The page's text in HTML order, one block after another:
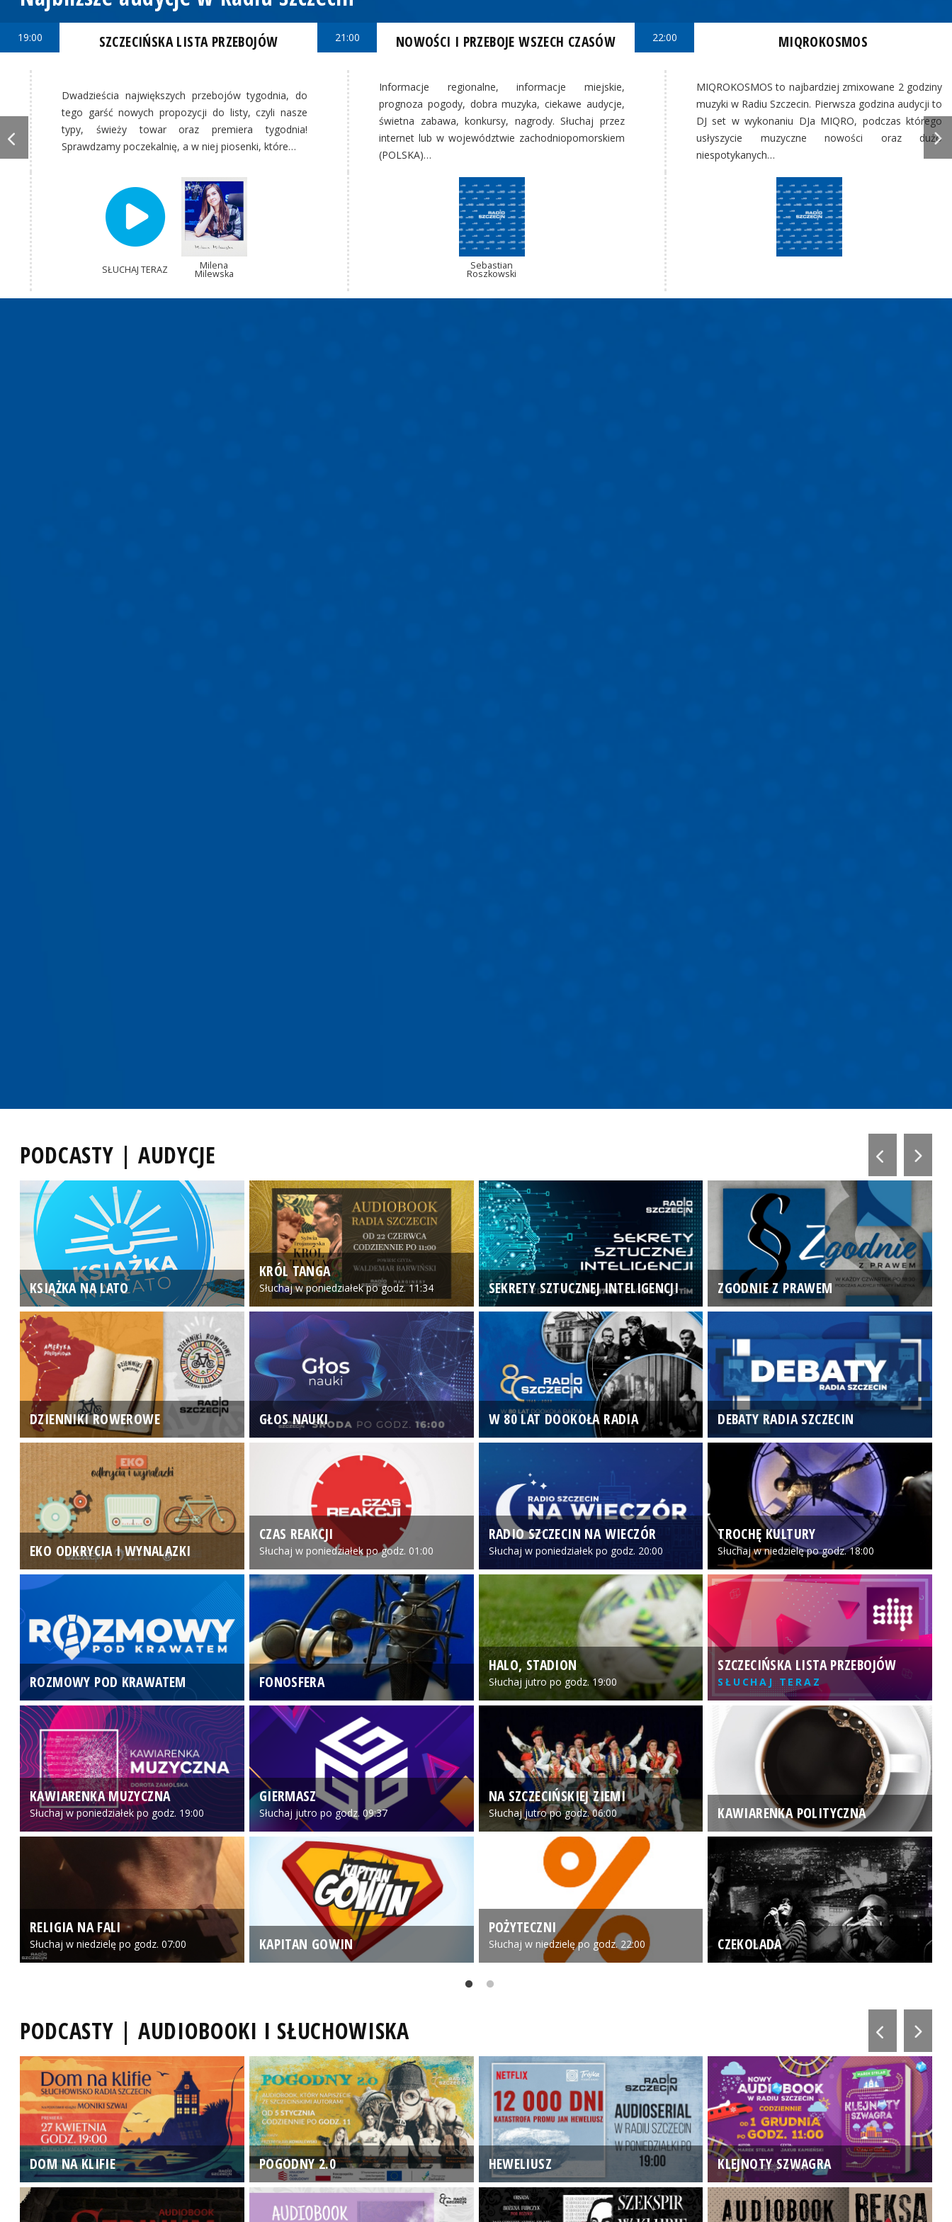
19:00 SZCZECIŃSKA LISTA PRZEBOJÓW
Dwadzieścia największych przebojów tygodnia, do
tego garść nowych propozycji do listy, czyli nasze
typy, świeży towar oraz premiera tygodnia!
Sprawdzamy poczekalnię, a w niej piosenki, które…
SŁUCHAJ TERAZ Milena
Milewska
21:00 NOWOŚCI I PRZEBOJE WSZECH CZASÓW
Informacje regionalne, informacje miejskie,
prognoza pogody, dobra muzyka, ciekawe audycje,
świetna zabawa, konkursy, nagrody. Słuchaj przez
internet lub w województwie zachodniopomorskiem
(POLSKA)…
Sebastian
Roszkowski
22:00 MIQROKOSMOS
MIQROKOSMOS to najbardziej zmixowane 2 godziny
muzyki w Radiu Szczecin. Pierwsza godzina audycji to
DJ set w wykonaniu DJa MIQRO, podczas którego
usłyszycie muzyczne nowości oraz dużo
niespotykanych…
PODCASTY | AUDYCJE
KSIĄŻKA NA LATO
KRÓL TANGA
Słuchaj w poniedziałek po godz. 11:34 SEKRETY SZTUCZNEJ INTELIGENCJI ZGODNIE Z PRAWEM
DZIENNIKI ROWEROWE GŁOS NAUKI W 80 LAT DOOKOŁA RADIA DEBATY RADIA SZCZECIN
EKO ODKRYCIA I WYNALAZKI
CZAS REAKCJI
Słuchaj w poniedziałek po godz. 01:00
RADIO SZCZECIN NA WIECZÓR
Słuchaj w poniedziałek po godz. 20:00
TROCHĘ KULTURY
Słuchaj w niedzielę po godz. 18:00
ROZMOWY POD KRAWATEM FONOSFERA
HALO, STADION
Słuchaj jutro po godz. 19:00
SZCZECIŃSKA LISTA PRZEBOJÓW
SŁUCHAJ TERAZ
KAWIARENKA MUZYCZNA
Słuchaj w poniedziałek po godz. 19:00
GIERMASZ
Słuchaj jutro po godz. 09:37
NA SZCZECIŃSKIEJ ZIEMI
Słuchaj jutro po godz. 06:00 KAWIARENKA POLITYCZNA
RELIGIA NA FALI
Słuchaj w niedzielę po godz. 07:00 KAPITAN GOWIN
POŻYTECZNI
Słuchaj w niedzielę po godz. 22:00 CZEKOLADA
PODCASTY | AUDIOBOOKI I SŁUCHOWISKA
DOM NA KLIFIE POGODNY 2.0 HEWELIUSZ KLEJNOTY SZWAGRA